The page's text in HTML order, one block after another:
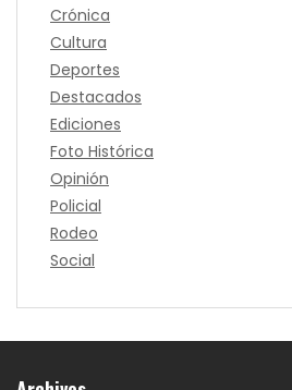
Crónica
Cultura
Deportes
Destacados
Ediciones
Foto Histórica
Opinión
Policial
Rodeo
Social